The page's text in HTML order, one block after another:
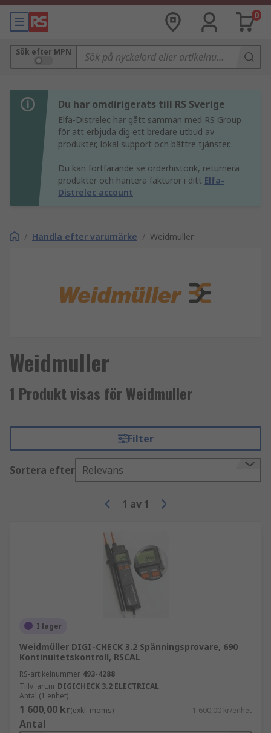
0
Sök efter MPN
Du har omdirigerats till RS Sverige
Elfa-Distrelec har gått samman med RS Group
för att erbjuda dig ett bredare utbud av
produkter, lokal support och bättre tjänster.
Du kan fortfarande se orderhistorik, returnera
produkter och hantera fakturor i ditt Elfa-
Distrelec account
/ Handla efter varumärke / Weidmuller
Weidmuller
1 Produkt visas för Weidmuller
Filter
Sortera efter Relevans
1 av 1
I lager
Weidmüller DIGI-CHECK 3.2 Spänningsprovare, 690
Kontinuitetskontroll, RSCAL
RS-artikelnummer 493-4288
Tillv. art.nr DIGICHECK 3.2 ELECTRICAL
Antal (1 enhet)
1 600,00 kr(exkl. moms) 1 600,00 kr/enhet
Antal